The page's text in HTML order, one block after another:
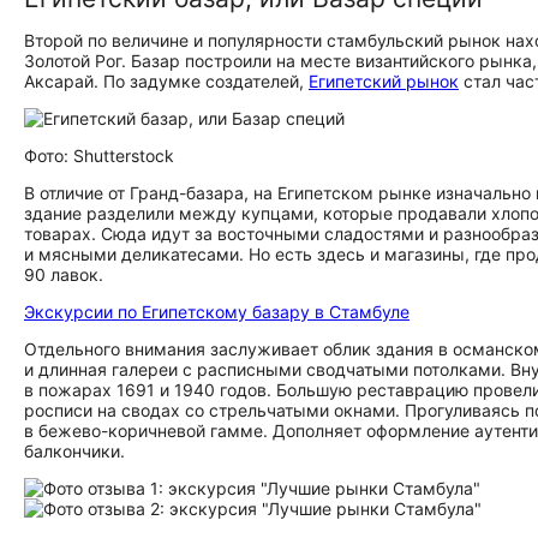
Второй по величине и популярности стамбульский рынок
Золотой Рог. Базар построили на месте византийского
Аксарай. По задумке создателей, Египетский рынок стал
Фото: Shutterstock
В отличие от Гранд-базара, на Египетском рынке
здание разделили между купцами, которые продавали
товарах. Сюда идут за восточными сладостями и
и мясными деликатесами. Но есть здесь и магазины, где
90 лавок.
Экскурсии по Египетскому базару в Стамбуле
Отдельного внимания заслуживает облик здания в
и длинная галереи с расписными сводчатыми потолками.
в пожарах 1691 и 1940 годов. Большую реставрацию
росписи на сводах со стрельчатыми окнами. Прогуливаясь
в бежево-коричневой гамме. Дополняет оформление
балкончики.